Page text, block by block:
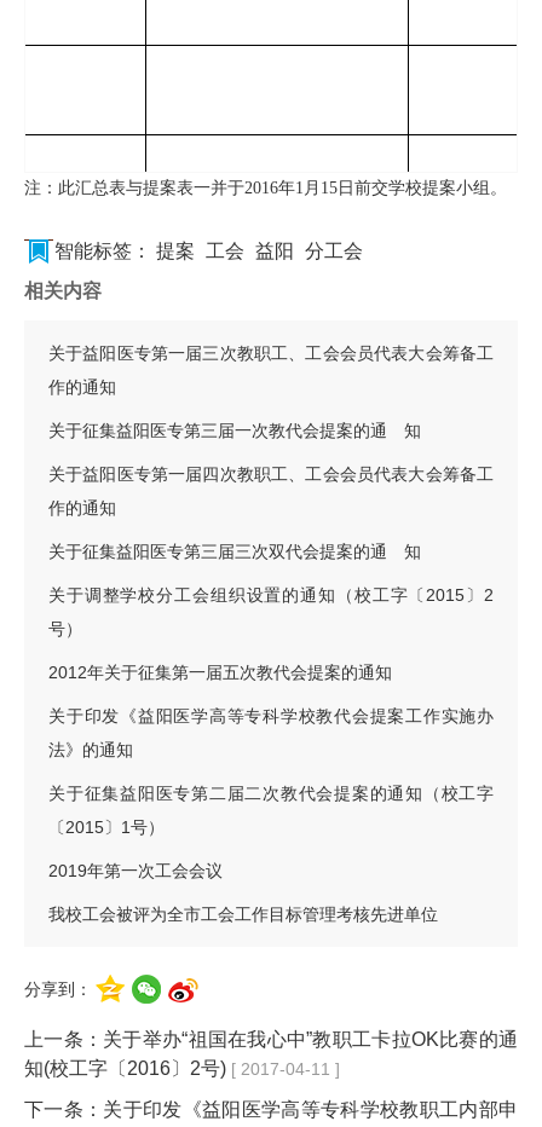
注：此汇总表与提案表一并于2016年1 月 15 日前交学校提案小组。
智能标签： 提案 工会 益阳
分工会
相关内容
关于益阳医专第一届三次教职工、工会会员代表大会筹备工
作的通知
关于征集益阳医专第三届一次教代会提案的通 知
关于益阳医专第一届四次教职工、工会会员代表大会筹备工
作的通知
关于征集益阳医专第三届三次双代会提案的通 知
关于调整学校分工会组织设置的通知（校工字〔2015〕2
号）
2012年关于征集第一届五次教代会提案的通知
关于印发《益阳医学高等专科学校教代会提案工作实施办
法》的通知
关于征集益阳医专第二届二次教代会提案的通知（校工字
〔2015〕1号）
2019年第一次工会会议
我校工会被评为全市工会工作目标管理考核先进单位
分享到：
上一条： 关于举办“祖国在我心中”教职工卡拉OK比赛的通
知(校工字〔2016〕2号) [ 2017-04-11 ]
下一条： 关于印发《益阳医学高等专科学校教职工内部申